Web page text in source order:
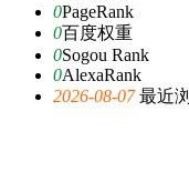
0PageRank
0百度权重
0Sogou Rank
0AlexaRank
2026-08-07最近